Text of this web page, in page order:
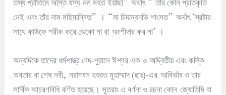
তস্য প্রাতিমে অস্তি যস্য নম মহত ইয়াছা অর্থাৎ
তাঁর কোন প্রতিকৃতি
নেই এবং তাঁর নাম মহিমান্বিত” । “মা চিদান্যদভি শাংসত”অর্থাৎ ‘স্রষ্টার
সাথে কাউকে শরীক করে ডেকো না বা অংশীদার কর না’ ।
অন্যদিকে তাদের ধর্মশাস্ত্র বেদ-পুরানে ঈশ্বর এক ও অদ্বিতীয় এবং কল্কি
অবতার বা শেষ নবী,নরাশংস হযরত মুহাম্মাদ (ছাঃ)-এর আবির্ভাব ও তার
সার্বিক আচরণবিধি বর্ণিত হয়েছে ।সুতরাং এ বর্ণনা ও রচনা কোন জ্যোতিষি বা